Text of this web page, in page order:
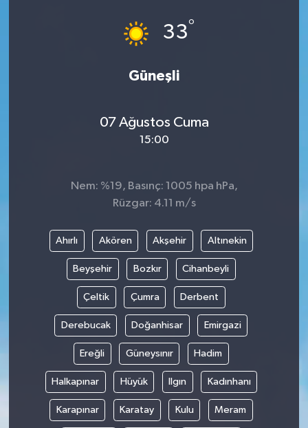
33°
Güneşli
07 Ağustos Cuma
15:00
Nem: %19, Basınç: 1005 hpa hPa,
Rüzgar: 4.11 m/s
Ahırlı Akören Akşehir Altınekin
Beyşehir Bozkır Cihanbeyli
Çeltik Çumra Derbent
Derebucak Doğanhisar Emirgazi
Ereğli Güneysınır Hadim
Halkapınar Hüyük Ilgın Kadınhanı
Karapınar Karatay Kulu Meram
BİLİM VE TEKNOLOJİ
Düzce
Ekonomi
Gökçebey
GÜNDEM
İş ilanı